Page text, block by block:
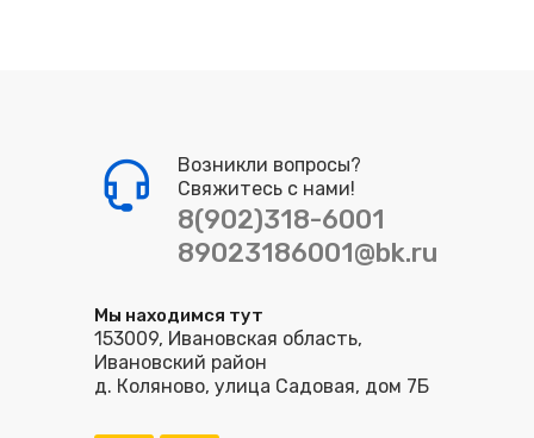
Возникли вопросы?
Свяжитесь с нами!
8(902)318-6001
89023186001@bk.ru
Мы находимся тут
153009, Ивановская область,
Ивановский район
д. Коляново, улица Садовая, дом 7Б